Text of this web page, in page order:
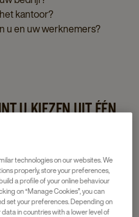
kantoor?
u en uw werknemers?
U KIEZEN UIT ÉÉN
technologies on our websites. We
properly, store your preferences,
a profile of your online behaviour
on “Manage Cookies”, you can
set your preferences. Depending on
in countries with a lower level of